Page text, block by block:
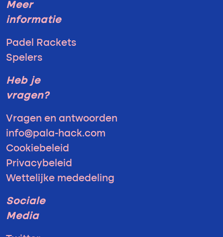
Meer
informatie
Padel Rackets
Spelers
Heb je
vragen?
Vragen en antwoorden
info@pala-hack.com
Cookiebeleid
Privacybeleid
Wettelijke mededeling
Sociale
Media